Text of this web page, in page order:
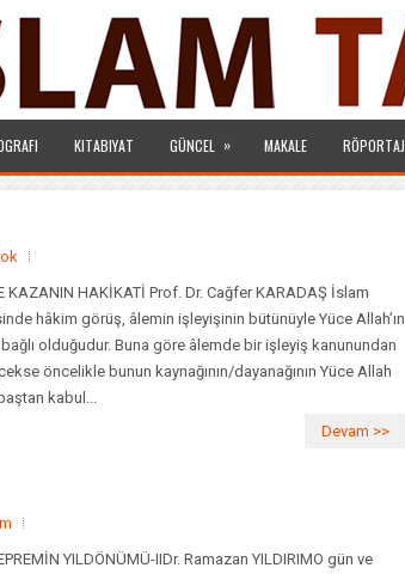
KITABIYAT GÜNCEL » MAKALE RÖPORTAJ
KAZANIN HAKİKATİ Prof. Dr. Cağfer KARADAŞ İslam
hâkim görüş, âlemin işleyişinin bütünüyle Yüce Allah’ın
olduğudur. Buna göre âlemde bir işleyiş kanunundan
öncelikle bunun kaynağının/dayanağının Yüce Allah
kabul...
Devam >>
YILDÖNÜMÜ-IIDr. Ramazan YILDIRIMO gün ve